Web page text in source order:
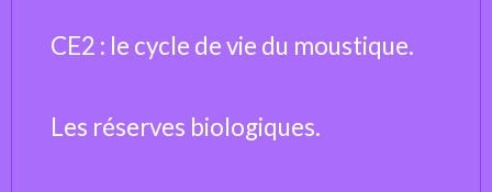
CE2 : le cycle de vie du moustique.
Les réserves biologiques.